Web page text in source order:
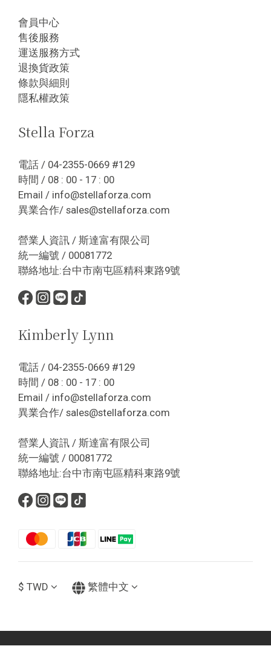
會員中心
售後服務
運送服務方式
退換貨政策
條款與細則
隱私權政策
Stella Forza
電話 / 04-2355-0669 #129
時間 / 08 : 00 - 17 : 00
Email / info@stellaforza.com
異業合作/ sales@stellaforza.com
營業人資訊 / 斯達富有限公司
統一編號 / 00081772
聯絡地址:台中市南屯區精科東路9號
Kimberly Lynn
電話 / 04-2355-0669 #129
時間 / 08 : 00 - 17 : 00
Email / info@stellaforza.com
異業合作/ sales@stellaforza.com
營業人資訊 / 斯達富有限公司
統一編號 / 00081772
聯絡地址:台中市南屯區精科東路9號
$ TWD 繁體中文